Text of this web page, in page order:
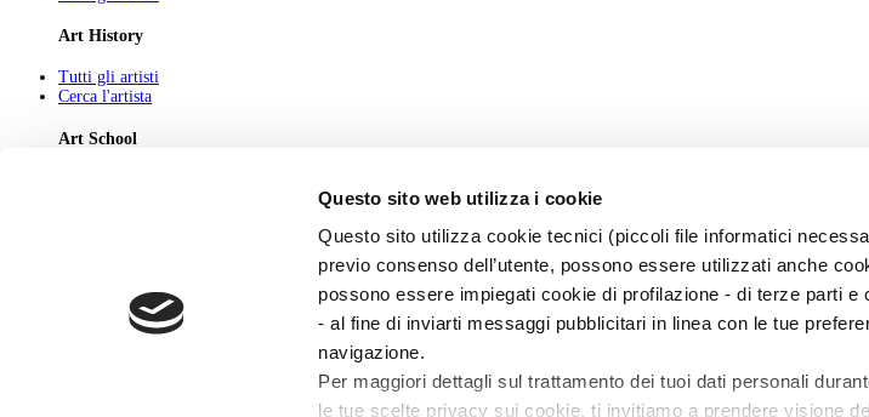
Questo sito web utilizza i cookie
Questo sito utilizza cookie tecnici (piccoli file informatici
previo consenso dell’utente, possono essere utilizzati anche
possono essere impiegati cookie di profilazione - di terze parti
- al fine di inviarti messaggi pubblicitari in linea con le tue
navigazione.
Per maggiori dettagli sul trattamento dei tuoi dati personali
le tue scelte privacy sui cookie, ti invitiamo a prendere visione
Art History
Tutti gli artisti
Cerca l'artista
Art School
Newsletter